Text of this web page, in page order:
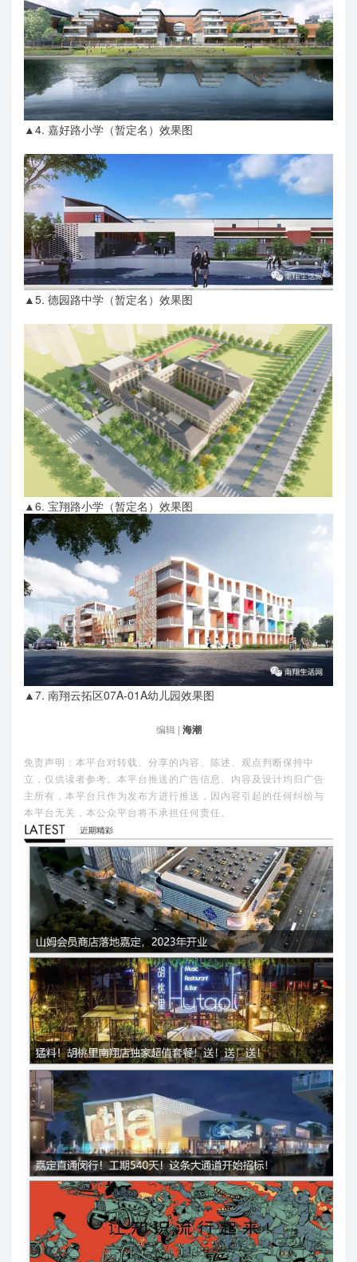
▲4. 嘉好路小学（暂定名）效果图
▲5. 德园路中学（暂定名）效果图
▲6. 宝翔路小学（暂定名）效果图
▲7. 南翔云拓区07A-01A幼儿园效果图
编辑 | 海潮
免责声明：本平台对转载、分享的内容、陈述、观点判断保持中
立，仅供读者参考。本平台推送的广告信息、内容及设计均归广告
主所有，本平台只作为发布方进行推送，因内容引起的任何纠纷与
本平台无关，本公众平台将不承担任何责任。